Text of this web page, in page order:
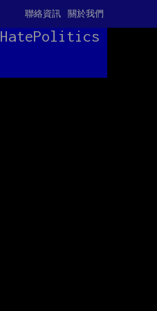
關於我們
聯絡資訊
HatePolitics